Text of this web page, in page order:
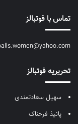
تماس با فوتبالز
تحریریه فوتبالز
سهیل سعادتمندی
پانیذ فرحناک